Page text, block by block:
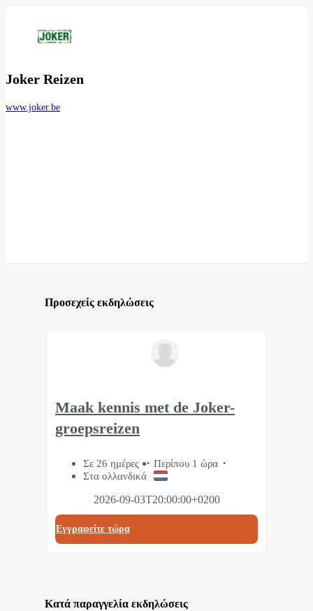
Joker Reizen
www.joker.be
Προσεχείς εκδηλώσεις
Maak kennis met de Joker-
groepsreizen
Σε 26 ημέρες
Περίπου 1 ώρα
Στα ολλανδικά
2026-09-03T20:00:00+0200
Eγγραφείτε τώρα
Κατά παραγγελία εκδηλώσεις